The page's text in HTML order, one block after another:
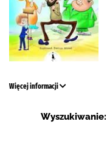
Więcej informacji
Wyszukiwanie: